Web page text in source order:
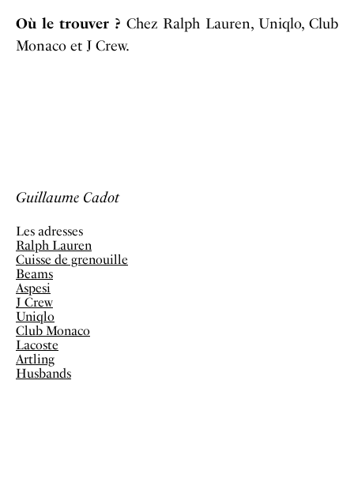
Où le trouver ? Chez Ralph Lauren, Uniqlo, Club
Monaco et J Crew.
Guillaume Cadot
Les adresses
Ralph Lauren
Cuisse de grenouille
Beams
Aspesi
J Crew
Uniqlo
Club Monaco
Lacoste
Artling
Husbands